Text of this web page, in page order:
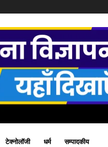
टेक्नोलॉजी धर्म सम्पादकीय